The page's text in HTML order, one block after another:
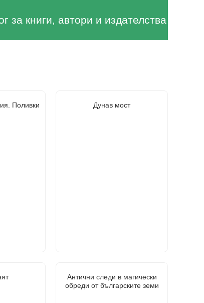
за книги, автори и издателства
Поливки Дунав мост
Антични следи в магически
обреди от българските земи